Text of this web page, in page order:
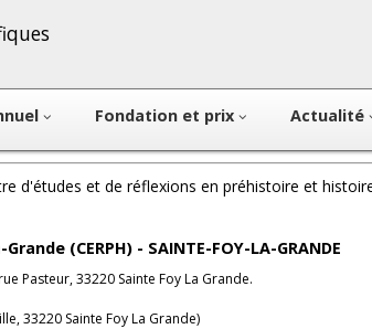
Fondation et prix Actualité
d'études et de réflexions en préhistoire et
(CERPH) - SAINTE-FOY-LA-GRANDE
Pasteur, 33220 Sainte Foy La Grande.
33220 Sainte Foy La Grande)